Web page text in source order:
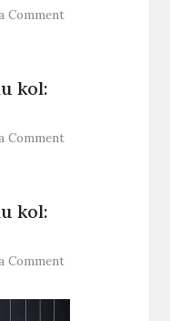
Commenton
zálisu
kol:
Commenton
Kompletní
kol:
Commenton
odstranit